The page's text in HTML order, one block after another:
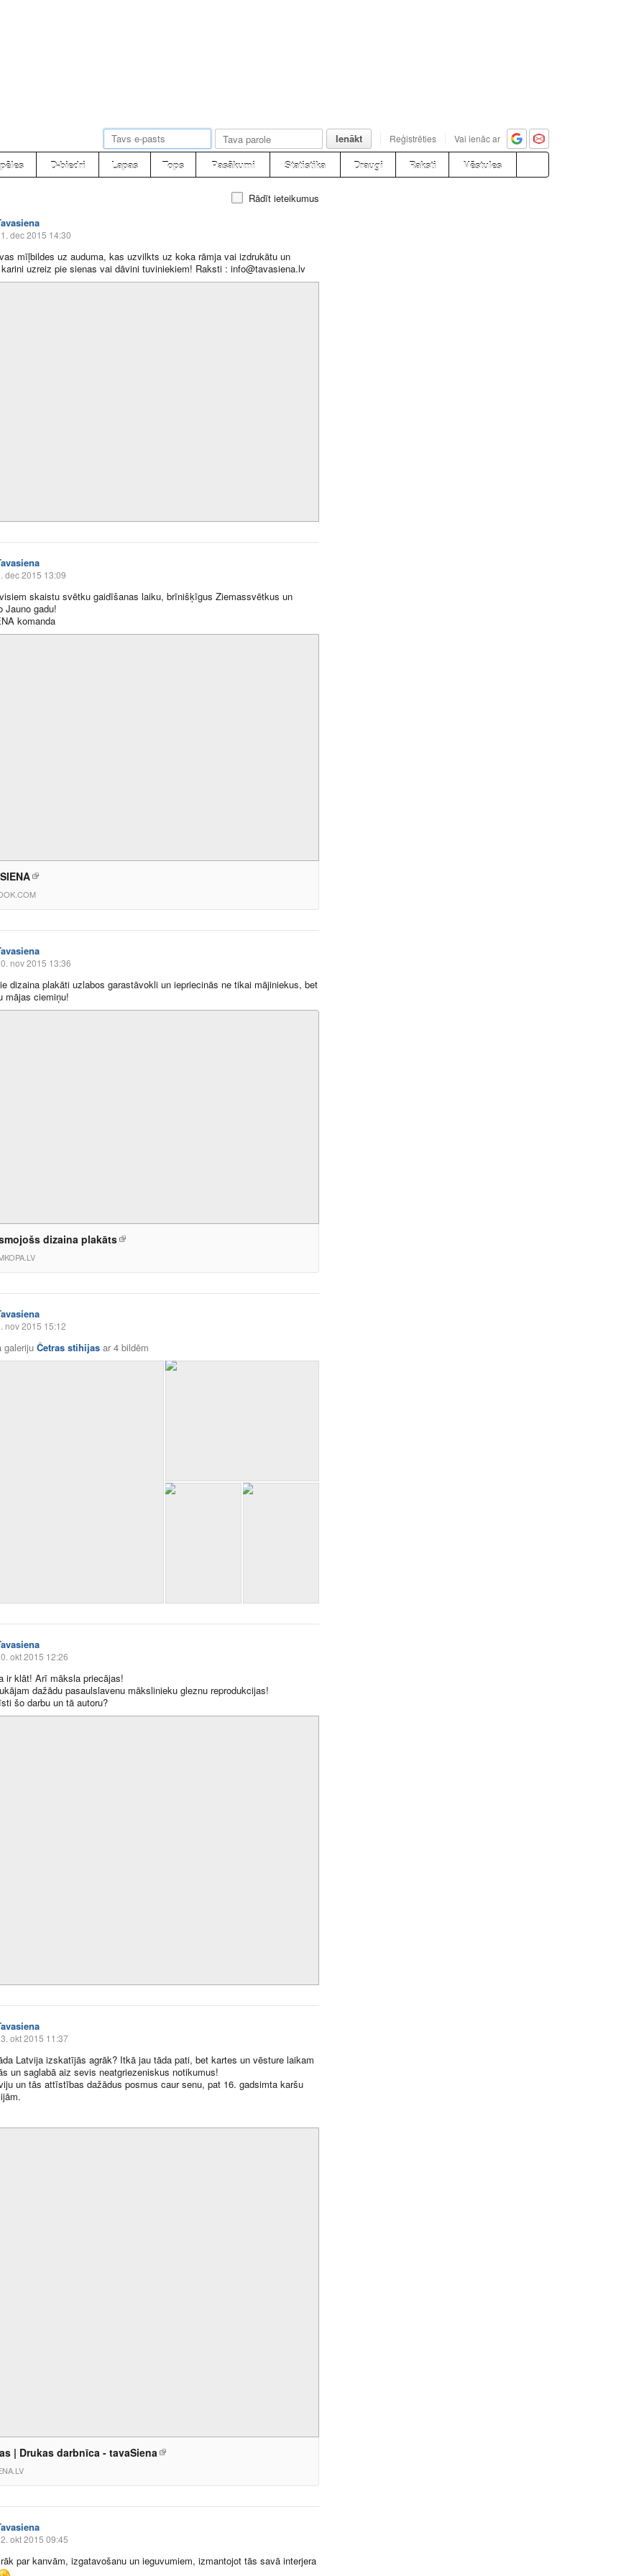
Ienākt Reģistrēties Vai ienāc ar
D-biedri Lapas Tops Pasākumi Statistika Draugi Raksti Vēstules
Rādīt ieteikumus
dec 2015 14:30
mīļbildes uz auduma, kas uzvilkts uz koka rāmja vai izdrukātu un
uzreiz pie sienas vai dāvini tuviniekiem! Raksti : info@tavasiena.lv
dec 2015 13:09
skaistu svētku gaidīšanas laiku, brīnišķīgus Ziemassvētkus un
Jauno gadu!
komanda
nov 2015 13:36
dizaina plakāti uzlabos garastāvokli un iepriecinās ne tikai mājiniekus, bet
mājas ciemiņu!
dizaina plakāts
nov 2015 15:12
galeriju Četras stihijas ar4 bildēm
okt 2015 12:26
ir klāt! Arī māksla priecājas!
dažādu pasaulslavenu mākslinieku gleznu reprodukcijas!
šo darbu un tā autoru?
okt 2015 11:37
Latvija izskatījās agrāk? Itkā jau tāda pati, bet kartes un vēsture laikam
un saglabā aiz sevis neatgriezeniskus notikumus!
un tās attīstības dažādus posmus caur senu, pat 16. gadsimta karšu
| Drukas darbnīca - tavaSiena
okt 2015 09:45
par kanvām, izgatavošanu un ieguvumiem, izmantojot tās savā interjera